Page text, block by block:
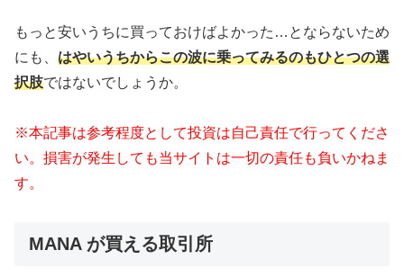
もっと安いうちに買っておけばよかった…とならないため
にも、 はやいうちからこの波に乗ってみるのもひとつの選
択肢ではないでしょうか。
※本記事は参考程度として投資は自己責任で行ってくださ
い。損害が発生しても当サイトは一切の責任も負いかねま
す。
MANA が買える取引所